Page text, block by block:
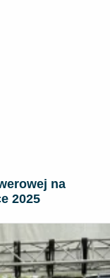
na
2025